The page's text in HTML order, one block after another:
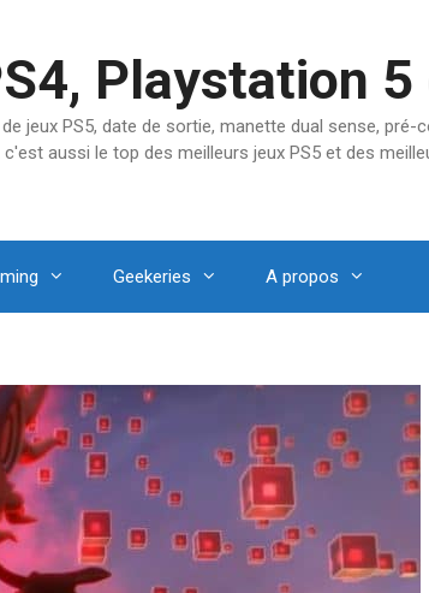
Playstation 5
jeux PS5, date de sortie, manette dual sense,
aussi le top des meilleurs jeux PS5 et des
Geekeries A propos